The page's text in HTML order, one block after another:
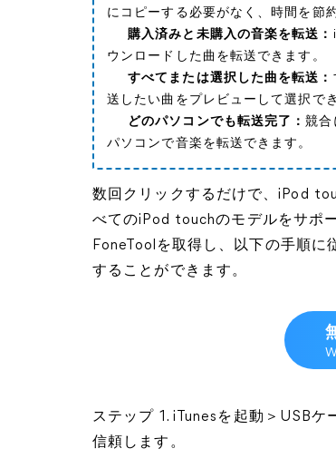
にコピーする必要がなく、時間を節
購入済みと未購入の音楽を転送：
ウンロードした曲を転送できます。
すべてまたは選択した曲を転送：
送したい曲をプレビューして選択で
どのパソコンでも転送完了：競合
パソコンで音楽を転送できます。
数回クリックするだけで、iPod
べてのiPod touchのモデルをサポ
FoneToolを取得し、以下の手順
することができます。
ステップ 1. iTunesを起動＞USB
信頼します。